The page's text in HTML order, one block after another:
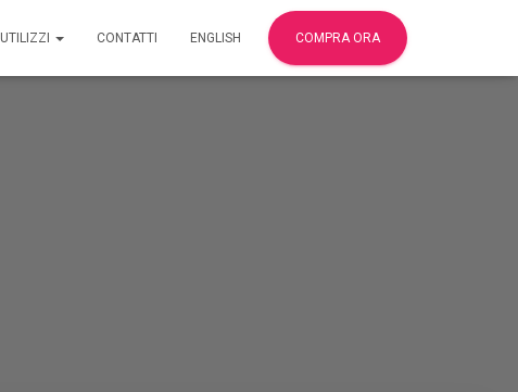
UTILIZZI CONTATTI ENGLISH COMPRA ORA